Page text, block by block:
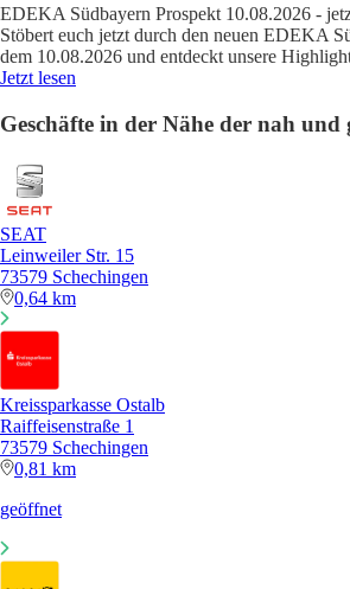
EDEKA Südbayern Prospekt 10.08.2026 -
Stöbert euch jetzt durch den neuen EDEKA
dem 10.08.2026 und entdeckt unsere
Jetzt lesen
Geschäfte in der Nähe der nah
SEAT
Leinweiler Str. 15
73579 Schechingen
0,64 km
Kreissparkasse Ostalb
Raiffeisenstraße 1
73579 Schechingen
0,81 km
geöffnet